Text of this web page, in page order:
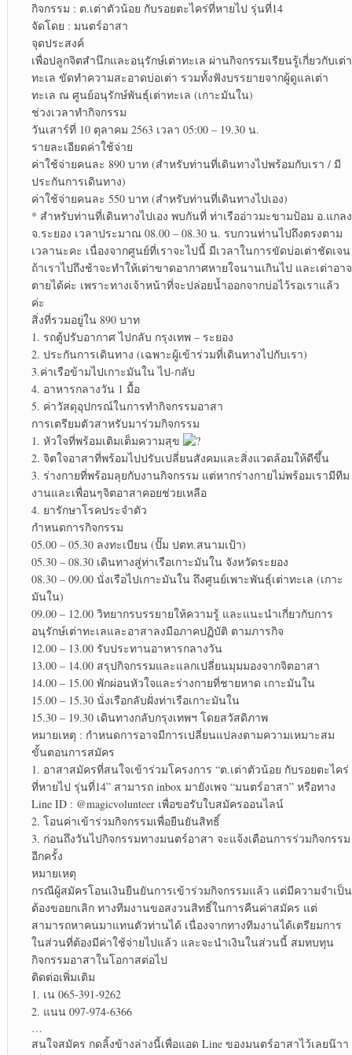
กิจกรรม : ต.เต่าตัวน้อย กับรอยตะไคร่ที่หายไป รุ่นที่14
จัดโดย : มนตร์อาสา
จุดประสงค์
เพื่อปลูกจิตสำนึกและอนุรักษ์เต่าทะเล ผ่านกิจกรรมเรียนรู้เกี่ยวกับเต่า
ทะเล ขัดทำความสะอาดบ่อเต่า รวมทั้งฟังบรรยายจากผู้ดูแลเต่า
ทะเล ณ ศูนย์อนุรักษ์พันธุ์เต่าทะเล (เกาะมันใน)
ช่วงเวลาทำกิจกรรม
วันเสาร์ที่ 10 ตุลาคม 2563 เวลา 05:00 – 19.30 น.
รายละเอียดค่าใช้จ่าย
ค่าใช้จ่ายคนละ 890 บาท (สำหรับท่านที่เดินทางไปพร้อมกับเรา / มี
ประกันการเดินทาง)
ค่าใช้จ่ายคนละ 550 บาท (สำหรับท่านที่เดินทางไปเอง)
* สำหรับท่านที่เดินทางไปเอง พบกันที่ ท่าเรืออ่าวมะขามป้อม อ.แกลง
จ.ระยอง เวลาประมาณ 08.00 – 08.30 น. รบกวนท่านไปถึงตรงตาม
เวลานะคะ เนื่องจากศูนย์ที่เราจะไปนี้ มีเวลาในการขัดบ่อเต่าชัดเจน
ถ้าเราไปถึงช้าจะทำให้เต่าขาดอากาศหายใจนานเกินไป และเต่าอาจ
ตายได้ค่ะ เพราะทางเจ้าหน้าที่จะปล่อยน้ำออกจากบ่อไว้รอเราแล้ว
ค่ะ
สิ่งที่รวมอยู่ใน 890 บาท
1. รถตู้ปรับอากาศ ไปกลับ กรุงเทพ – ระยอง
2. ประกันการเดินทาง (เฉพาะผู้เข้าร่วมที่เดินทางไปกับเรา)
3.ค่าเรือข้ามไปเกาะมันใน ไป-กลับ
4. อาหารกลางวัน 1 มื้อ
5. ค่าวัสดุอุปกรณ์ในการทำกิจกรรมอาสา
การเตรียมตัวสาหรับมาร่วมกิจกรรม
1. หัวใจที่พร้อมเติมเต็มความสุข
2. จิตใจอาสาที่พร้อมไปปรับเปลี่ยนสังคมและสิ่งแวดล้อมให้ดีขึ้น
3. ร่างกายที่พร้อมลุยกับงานกิจกรรม แต่หากร่างกายไม่พร้อมเรามีทีม
งานและเพื่อนๆจิตอาสาคอยช่วยเหลือ
4. ยารักษาโรคประจำตัว
กำหนดการกิจกรรม
05.00 – 05.30 ลงทะเบียน (ปั๊ม ปตท.สนามเป้า)
05.30 – 08.30 เดินทางสู่ท่าเรือเกาะมันใน จังหวัดระยอง
08.30 – 09.00 นั่งเรือไปเกาะมันใน ถึงศูนย์เพาะพันธุ์เต่าทะเล (เกาะ
มันใน)
09.00 – 12.00 วิทยากรบรรยายให้ความรู้ และแนะนำเกี่ยวกับการ
อนุรักษ์เต่าทะเลและอาสาลงมือภาคปฏิบัติ ตามภารกิจ
12.00 – 13.00 รับประทานอาหารกลางวัน
13.00 – 14.00 สรุปกิจกรรมและแลกเปลี่ยนมุมมองจากจิตอาสา
14.00 – 15.00 พักผ่อนหัวใจและร่างกายที่ชายหาด เกาะมันใน
15.00 – 15.30 นั่งเรือกลับฝั่งท่าเรือเกาะมันใน
15.30 – 19.30 เดินทางกลับกรุงเทพฯ โดยสวัสดิภาพ
หมายเหตุ : กำหนดการอาจมีการเปลี่ยนแปลงตามความเหมาะสม
ขั้นตอนการสมัคร
1. อาสาสมัครที่สนใจเข้าร่วมโครงการ “ต.เต่าตัวน้อย กับรอยตะไคร่
ที่หายไป รุ่นที่14” สามารถ inbox มายังเพจ “มนตร์อาสา” หรือทาง
Line ID : @magicvolunteer เพื่อขอรับใบสมัครออนไลน์
2. โอนค่าเข้าร่วมกิจกรรมเพื่อยืนยันสิทธิ์
3. ก่อนถึงวันไปกิจกรรมทางมนตร์อาสา จะแจ้งเตือนการร่วมกิจกรรม
อีกครั้ง
หมายเหตุ
กรณีผู้สมัครโอนเงินยืนยันการเข้าร่วมกิจกรรมแล้ว แต่มีความจำเป็น
ต้องขอยกเลิก ทางทีมงานขอสงวนสิทธิ์ในการคืนค่าสมัคร แต่
สามารถหาคนมาแทนตัวท่านได้ เนื่องจากทางทีมงานได้เตรียมการ
ในส่วนที่ต้องมีค่าใช้จ่ายไปแล้ว และจะนำเงินในส่วนนี้ สมทบทุน
กิจกรรมอาสาในโอกาสต่อไป
ติดต่อเพิ่มเติม
1. เน 065-391-9262
2. แนน 097-974-6366
…
สนใจสมัคร กดลิ้งข้างล่างนี้เพื่อแอด Line ของมนตร์อาสาไว้เลยน๊าา